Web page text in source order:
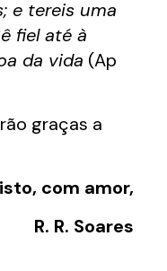
e tereis uma
fiel até à
da vida (Ap
graças a
com amor,
R. R. Soares